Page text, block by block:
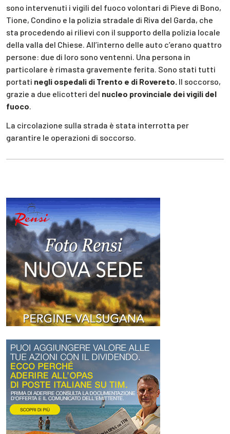
sono intervenuti i vigili del fuoco volontari di Pieve di Bono,
Tione, Condino e la polizia stradale di Riva del Garda, che
sta procedendo ai rilievi con il supporto della polizia locale
della valla del Chiese. All’interno delle auto c’erano quattro
persone: due di loro sono ventenni. Una persona in
particolare è rimasta gravemente ferita. Sono stati tutti
portati negli ospedali di Trento e di Rovereto. Il soccorso,
grazie a due elicotteri del nucleo provinciale dei vigili del
fuoco.
La circolazione sulla strada è stata interrotta per
garantire le operazioni di soccorso.